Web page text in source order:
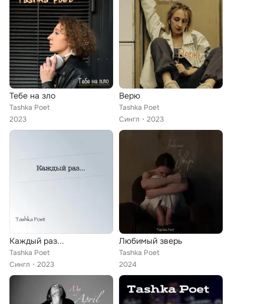
Тебе на зло
Tashka Poet
2023
Верю
Tashka Poet
Сингл
2023
Каждый раз...
Tashka Poet
Сингл
2023
Любимый зверь
Tashka Poet
2024